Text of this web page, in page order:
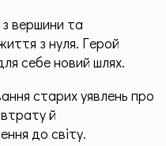
вершини та
з нуля. Герой
себе новий шлях.
старих уявлень про
й
до світу.